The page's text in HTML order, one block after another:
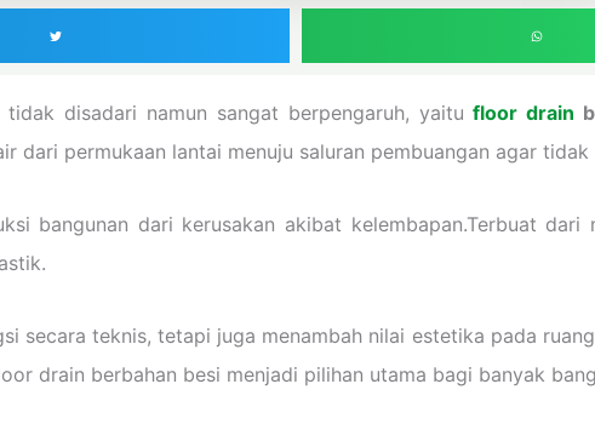
disadari namun sangat berpengaruh, yaitufloor drain
dari permukaan lantai menuju saluran pembuangan agar
bangunan dari kerusakan akibat kelembapan.Terbuat dari
secara teknis, tetapi juga menambah nilai estetika pada
drain berbahan besi menjadi pilihan utama bagi banyak